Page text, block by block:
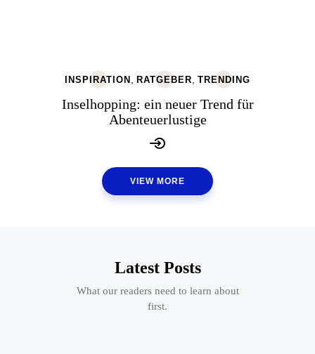
INSPIRATION RATGEBER TRENDING
Inselhopping: ein neuer Trend für
Abenteuerlustige
VIEW MORE
Latest Posts
What our readers need to learn about
first.